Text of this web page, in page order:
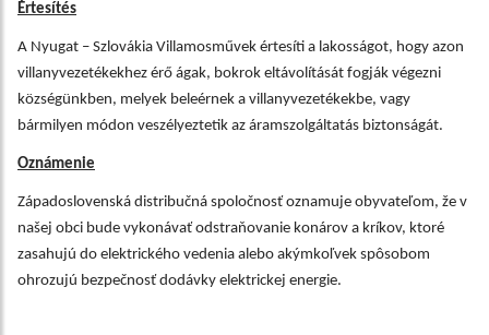
Értesítés
A Nyugat – Szlovákia Villamosművek értesíti a lakosságot, hogy azon
villanyvezetékekhez érő ágak, bokrok eltávolítását fogják végezni
községünkben, melyek beleérnek a villanyvezetékekbe, vagy
bármilyen módon veszélyeztetik az áramszolgáltatás biztonságát.
Oznámenie
Západoslovenská distribučná spoločnosť oznamuje obyvateľom, že v
našej obci bude vykonávať odstraňovanie konárov a kríkov, ktoré
zasahujú do elektrického vedenia alebo akýmkoľvek spôsobom
ohrozujú bezpečnosť dodávky elektrickej energie.